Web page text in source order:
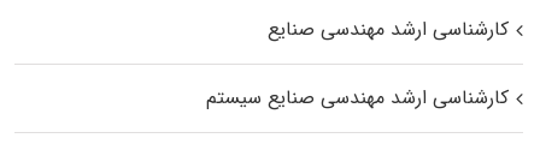
کارشناسی ارشد مهندسی صنایع
کارشناسی ارشد مهندسی صنایع سیستم